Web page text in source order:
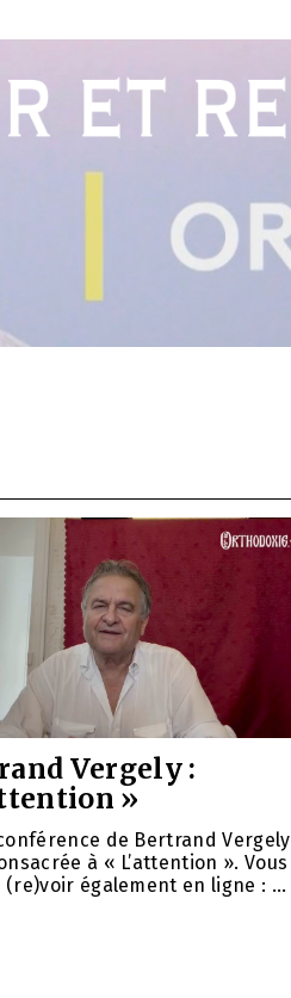
Vergely :
»
conférence de Bertrand Vergely
à « L’attention ». Vous
(re)voir également en ligne : …